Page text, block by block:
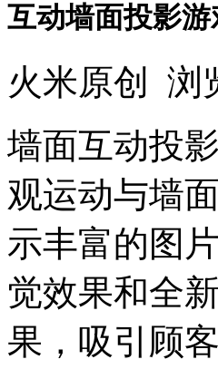
互动墙面投影
火米原创 浏
墙面互动投
观运动与墙
示丰富的图
觉效果和全
果，吸引顾